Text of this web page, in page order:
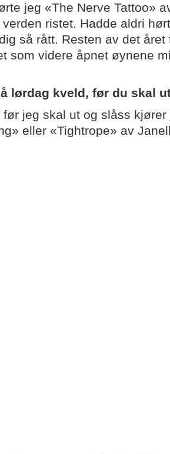
jeg «The Nerve Tattoo»
ristet. Hadde aldri
så rått. Resten av det
som videre åpnet øynene
lørdag kveld, før du skal
jeg skal ut og slåss
eller «Tightrope» av